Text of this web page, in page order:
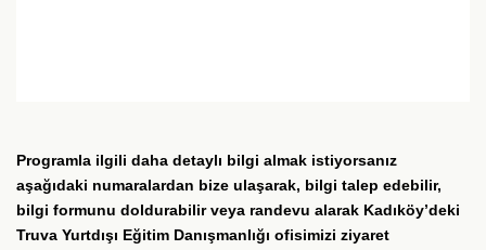
Programla ilgili daha detaylı bilgi almak istiyorsanız
aşağıdaki numaralardan bize ulaşarak, bilgi talep edebilir,
bilgi formunu doldurabilir veya randevu alarak Kadıköy’deki
Truva Yurtdışı Eğitim Danışmanlığı ofisimizi ziyaret